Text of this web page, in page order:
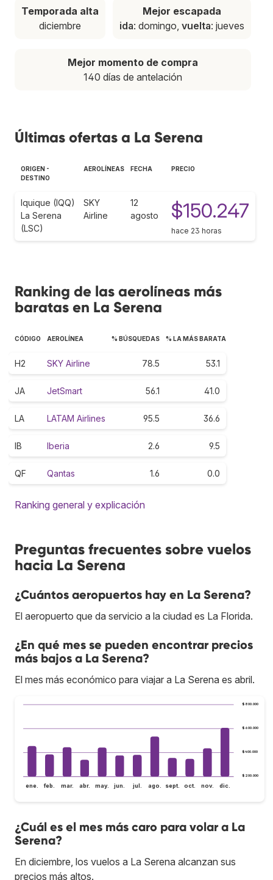
Temporada alta
diciembre
Mejor escapada
ida: domingo, vuelta: jueves
Mejor momento de compra
140 días de antelación
Últimas ofertas a La Serena
ORIGEN -
DESTINO
AEROLÍNEAS FECHA PRECIO
Iquique (IQQ)
La Serena
(LSC)
SKY
Airline
12
agosto
$150.247
hace 23 horas
Ranking de las aerolíneas más
baratas en La Serena
CÓDIGO AEROLÍNEA % BÚSQUEDAS % LA MÁS BARATA
H2 SKY Airline 78.5 53.1
JA JetSmart 56.1 41.0
LA LATAM Airlines 95.5 36.6
IB Iberia 2.6 9.5
QF Qantas 1.6 0.0
Ranking general y explicación
Preguntas frecuentes sobre vuelos
hacia La Serena
¿Cuántos aeropuertos hay en La Serena?
El aeropuerto que da servicio a la ciudad es La Florida.
¿En qué mes se pueden encontrar precios
más bajos a La Serena?
El mes más económico para viajar a La Serena es abril.
$200.000
$400.000
$600.000
$800.000
ene. feb. mar. abr. may. jun. jul. ago. sept. oct. nov. dic.
¿Cuál es el mes más caro para volar a La
Serena?
En diciembre, los vuelos a La Serena alcanzan sus
precios más altos.